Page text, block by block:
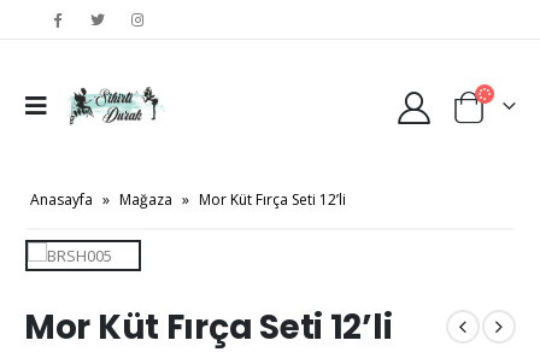
Anasayfa » Mağaza » Mor Küt Fırça Seti 12’li
Mor Küt Fırça Seti 12’li